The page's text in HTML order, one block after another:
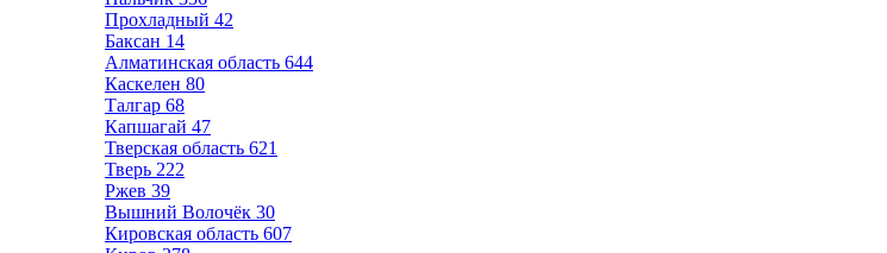
Прохладный 42
Баксан 14
Алматинская область 644
Каскелен 80
Талгар 68
Капшагай 47
Тверская область 621
Тверь 222
Ржев 39
Вышний Волочёк 30
Кировская область 607